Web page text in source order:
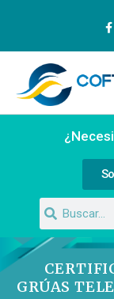
GRÚAS